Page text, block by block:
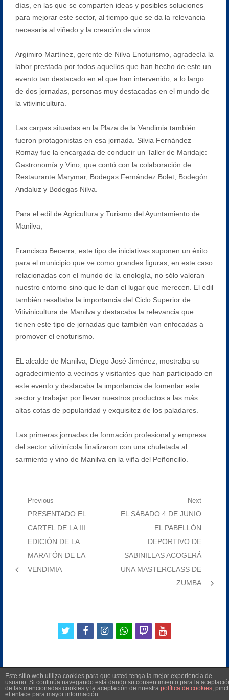
días, en las que se comparten ideas y posibles soluciones
para mejorar este sector, al tiempo que se da la relevancia
necesaria al viñedo y la creación de vinos.
Argimiro Martínez, gerente de Nilva Enoturismo, agradecía la
labor prestada por todos aquellos que han hecho de este un
evento tan destacado en el que han intervenido, a lo largo
de dos jornadas, personas muy destacadas en el mundo de
la vitivinicultura.
Las carpas situadas en la Plaza de la Vendimia también
fueron protagonistas en esa jornada. Silvia Fernández
Romay fue la encargada de conducir un Taller de Maridaje:
Gastronomía y Vino, que contó con la colaboración de
Restaurante Marymar, Bodegas Fernández Bolet, Bodegón
Andaluz y Bodegas Nilva.
Para el edil de Agricultura y Turismo del Ayuntamiento de
Manilva,
Francisco Becerra, este tipo de iniciativas suponen un éxito
para el municipio que ve como grandes figuras, en este caso
relacionadas con el mundo de la enología, no sólo valoran
nuestro entorno sino que le dan el lugar que merecen. El edil
también resaltaba la importancia del Ciclo Superior de
Vitivinicultura de Manilva y destacaba la relevancia que
tienen este tipo de jornadas que también van enfocadas a
promover el enoturismo.
EL alcalde de Manilva, Diego José Jiménez, mostraba su
agradecimiento a vecinos y visitantes que han participado en
este evento y destacaba la importancia de fomentar este
sector y trabajar por llevar nuestros productos a las más
altas cotas de popularidad y exquisitez de los paladares.
Las primeras jornadas de formación profesional y empresa
del sector vitivinícola finalizaron con una chuletada al
sarmiento y vino de Manilva en la viña del Peñoncillo.
Navegación
entradas
Previous
Previous
post:
PRESENTADO EL
CARTEL DE LA III
EDICIÓN DE LA
MARATÓN DE LA
VENDIMIA
Next
Next
EL SÁBADO 4 DE JUNIO
EL PABELLÓN
DEPORTIVO DE
SABINILLAS ACOGERÁ
UNA MASTERCLASS DE
ZUMBA
twitterfacebookinstagramwhatsapp
twitchyoutube
©2026 Radio Televisión Municipal de Manilva
Este sitio web utiliza cookies para que usted tenga la mejor experiencia de
usuario. Si continúa navegando está dando su consentimiento para la
de las mencionadas cookies y la aceptación de nuestra política de cookies,
el enlace para mayor información.